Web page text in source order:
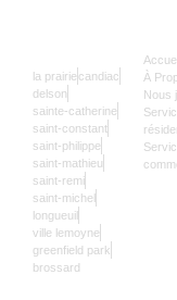
la prairie candiac
delson
sainte-catherine
saint-constant
saint-philippe
saint-mathieu
saint-remi
saint-michel
longueuil
ville lemoyne
greenfield park
brossard
À
Nous